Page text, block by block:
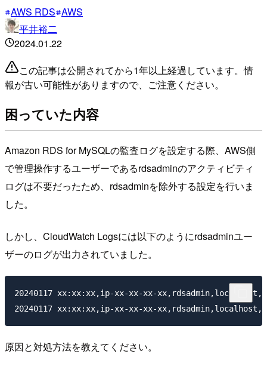
AWS RDS AWS
平井裕二
2024.01.22
この記事は公開されてから1年以上経過しています。情
報が古い可能性がありますので、ご注意ください。
困っていた内容
Amazon RDS for MySQLの監査ログを設定する際、AWS側
で管理操作するユーザーであるrdsadminのアクティビティ
ログは不要だったため、rdsadminを除外する設定を行いま
した。
しかし、CloudWatch Logsには以下のようにrdsadminユー
ザーのログが出力されていました。
20240117 xx:xx:xx,ip-xx-xx-xx-
原因と対処方法を教えてください。